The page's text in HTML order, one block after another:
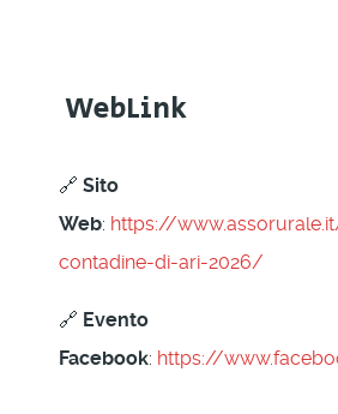
WebLink
🔗 Sito
Web: https://
contadine-di-ari-2026/
🔗 Evento
Facebook: https://